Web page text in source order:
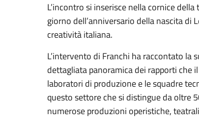
L’incontro si inserisce nella cornice
giorno dell’anniversario della nascita di
creatività italiana.
L’intervento di Franchi ha raccontato
dettagliata panoramica dei rapporti che
laboratori di produzione e le squadre
questo settore che si distingue da oltre
numerose produzioni operistiche,